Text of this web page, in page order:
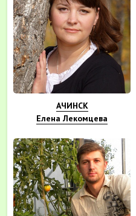
АЧИНСК
Елена Лекомцева